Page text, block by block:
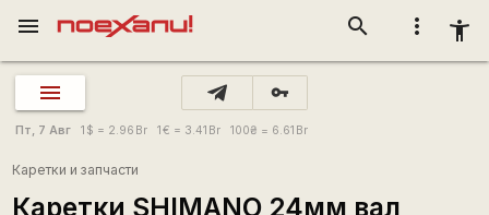
more_vert accessibility_new
search
menu
vpn_key
Пт, 7 Авг 1 $ = 2.96 Br 1€ = 3.41 Br 100₴ = 6.61 Br
Каретки и запчасти
Каретки SHIMANO 24мм вал